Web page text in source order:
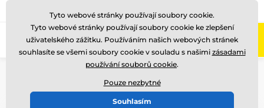
Zavolejte nám (Po-Pá 8-17)
Tyto webové stránky používají soubory cookie.
Tyto webové stránky používají soubory cookie ke zlepšení
uživatelského zážitku. Používáním našich webových stránek
souhlasíte se všemi soubory cookie v souladu s našimi zásadami
používání souborů cookie.
Pouze nezbytné
Souhlasím